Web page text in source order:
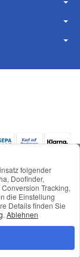
Versand
folgender
Doofinder,
Tracking,
die Einstellung
Details finden Sie
. Ablehnen